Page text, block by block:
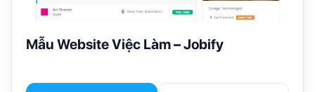
Mẫu Website Việc Làm – Jobify